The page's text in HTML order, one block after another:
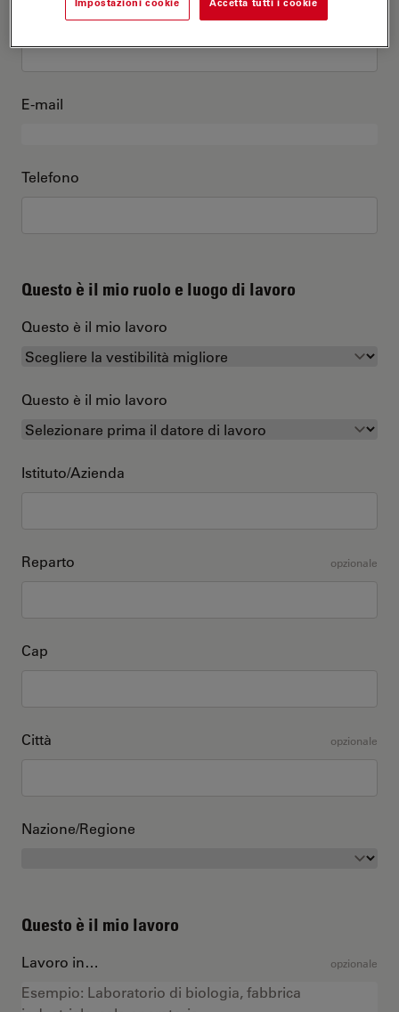
Cognome
E-mail
Telefono
Questo è il mio ruolo e luogo di lavoro
Questo è il mio lavoro
Questo è il mio lavoro
Istituto/Azienda
Reparto opzionale
Cap
Città opzionale
Nazione/Regione
Questo è il mio lavoro
Lavoro in… opzionale